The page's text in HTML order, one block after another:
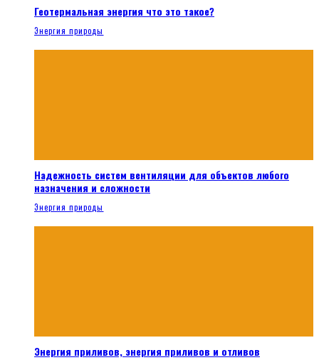
Геотермальная энергия что это такое?
Энергия природы
Надежность систем вентиляции для объектов любого
назначения и сложности
Энергия природы
Энергия приливов, энергия приливов и отливов